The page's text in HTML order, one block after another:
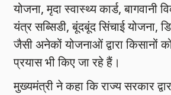
योजना, मृदा स्वास्थ्य कार्ड, बागवानी
यंत्र सब्सिडी, बूंदबूंद सिंचाई योजना,
जैसी अनेकों योजनाओं द्वारा किसानों
प्रयास भी किए जा रहे हैं।
मुख्यमंत्री ने कहा कि राज्य सरकार